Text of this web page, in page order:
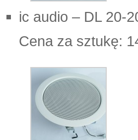
ic audio – DL 20-
Cena za sztukę: